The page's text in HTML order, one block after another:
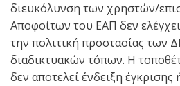
διευκόλυνση των χρηστών/
Αποφοίτων του ΕΑΠ δεν
την πολιτική προστασίας των
διαδικτυακών τόπων. Η
δεν αποτελεί ένδειξη